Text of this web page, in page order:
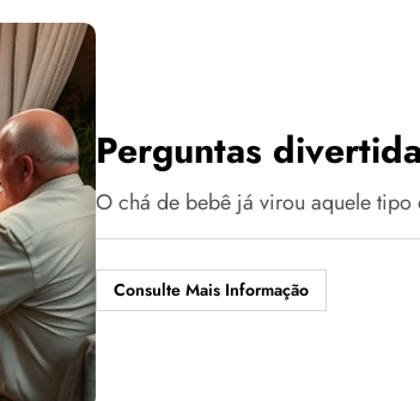
Perguntas
O chá de bebê já virou aquele
Consulte Mais Informação